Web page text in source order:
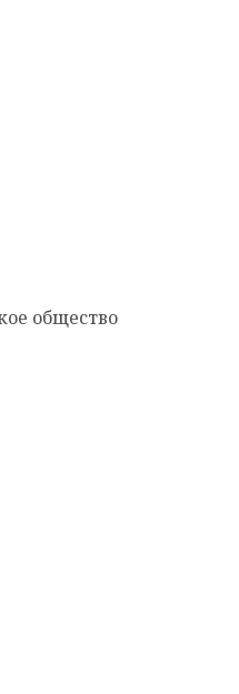
общество